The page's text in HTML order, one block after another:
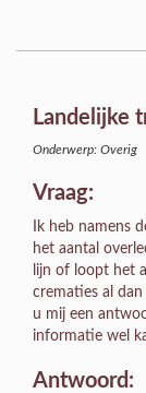
Landelijke
Onderwerp: Overig
Vraag:
Ik heb namens
het aantal
lijn of loopt het
crematies al
u mij een
informatie wel
Antwoord: